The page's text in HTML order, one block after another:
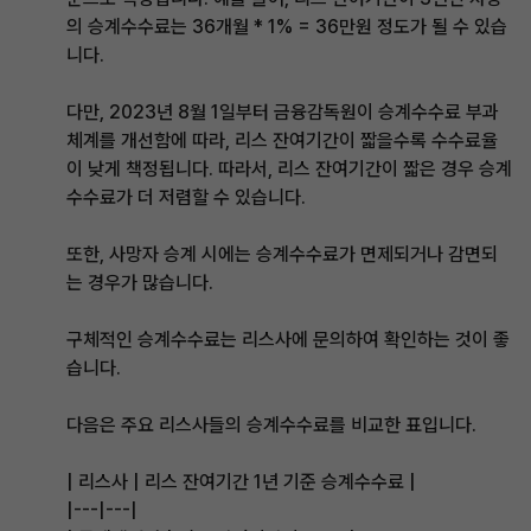
의 승계수수료는 36개월 * 1% = 36만원 정도가 될 수 있습
니다.
다만, 2023년 8월 1일부터 금융감독원이 승계수수료 부과
체계를 개선함에 따라, 리스 잔여기간이 짧을수록 수수료율
이 낮게 책정됩니다. 따라서, 리스 잔여기간이 짧은 경우 승계
수수료가 더 저렴할 수 있습니다.
또한, 사망자 승계 시에는 승계수수료가 면제되거나 감면되
는 경우가 많습니다.
구체적인 승계수수료는 리스사에 문의하여 확인하는 것이 좋
습니다.
다음은 주요 리스사들의 승계수수료를 비교한 표입니다.
| 리스사 | 리스 잔여기간 1년 기준 승계수수료 |
|---|---|